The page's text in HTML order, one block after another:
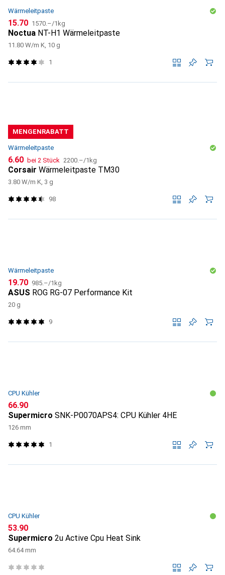
Wärmeleitpaste
CHF
15.70 CHF
1570.–/1kg
Noctua NT-H1 Wärmeleitpaste
11.80 W/m K, 10 g
1
MENGENRABATT
Wärmeleitpaste
CHF
6.60 bei 2 Stück CHF
2200.–/1kg
Corsair Wärmeleitpaste TM30
3.80 W/m K, 3 g
98
Wärmeleitpaste
CHF
19.70 CHF
985.–/1kg
ASUS ROG RG-07 Performance Kit
20 g
9
CPU Kühler
CHF
66.90
Supermicro SNK-P0070APS4: CPU Kühler 4HE
126 mm
1
CPU Kühler
CHF
53.90
Supermicro 2u Active Cpu Heat Sink
64.64 mm